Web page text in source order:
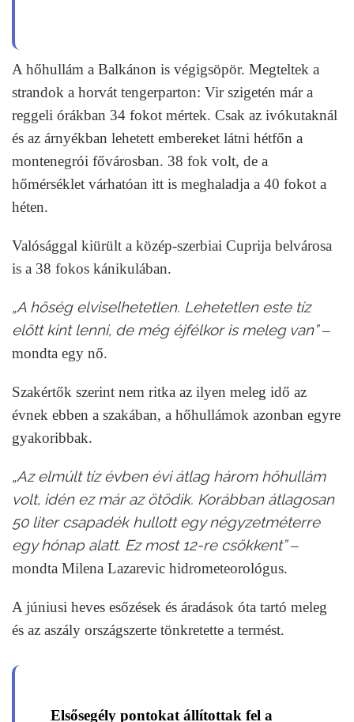
A hőhullám a Balkánon is végigsöpör. Megteltek a
strandok a horvát tengerparton: Vir szigetén már a
reggeli órákban 34 fokot mértek. Csak az ivókutaknál
és az árnyékban lehetett embereket látni hétfőn a
montenegrói fővárosban. 38 fok volt, de a
hőmérséklet várhatóan itt is meghaladja a 40 fokot a
héten.
Valósággal kiürült a közép-szerbiai Cuprija belvárosa
is a 38 fokos kánikulában.
„A hőség elviselhetetlen. Lehetetlen este tíz
előtt kint lenni, de még éjfélkor is meleg van”–
mondta egy nő.
Szakértők szerint nem ritka az ilyen meleg idő az
évnek ebben a szakában, a hőhullámok azonban egyre
gyakoribbak.
„Az elmúlt tíz évben évi átlag három hőhullám
volt, idén ez már az ötödik. Korábban átlagosan
50 liter csapadék hullott egy négyzetméterre
egy hónap alatt. Ez most 12-re csökkent”–
mondta Milena Lazarevic hidrometeorológus.
A júniusi heves esőzések és áradások óta tartó meleg
és az aszály országszerte tönkretette a termést.
Elsősegély pontokat állítottak fel a